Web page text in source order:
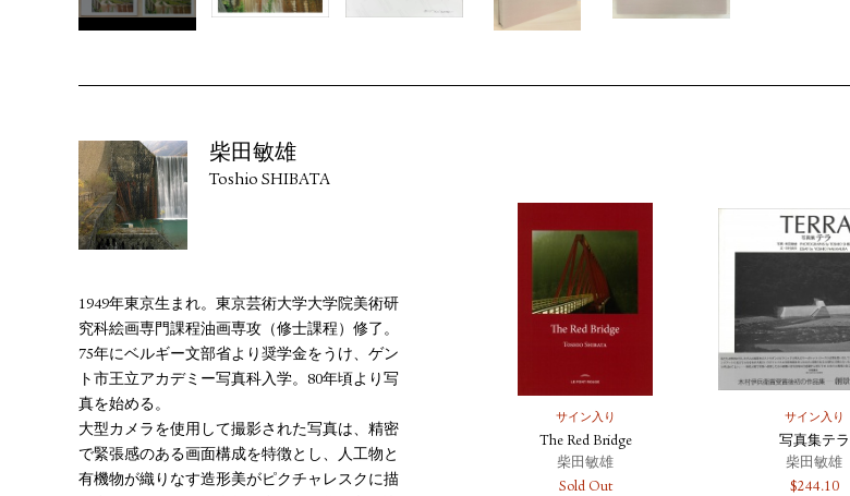
柴田敏雄
Toshio SHIBATA
1949年東京生まれ。東京芸術大学大学院美術研
究科絵画専門課程油画専攻（修士課程）修了。
75年にベルギー文部省より奨学金をうけ、ゲン
ト市王立アカデミー写真科入学。80年頃より写
真を始める。
大型カメラを使用して撮影された写真は、精密
で緊張感のある画面構成を特徴とし、人工物と
有機物が織りなす造形美がピクチャレスクに描
サイン入り
The Red Bridge
柴田敏雄
Sold Out
サイン入り
写真集テラ
柴田敏雄
$244.10